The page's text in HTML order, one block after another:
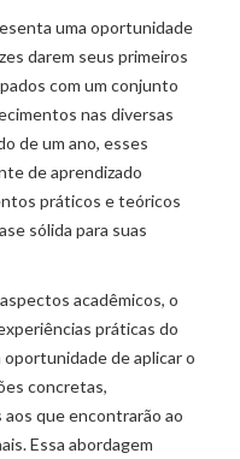
uma oportunidade
darem seus primeiros
com um conjunto
nas diversas
de um ano, esses
de aprendizado
práticos e teóricos
sólida para suas
acadêmicos, o
práticas do
de aplicar o
concretas,
que encontrarão ao
Essa abordagem